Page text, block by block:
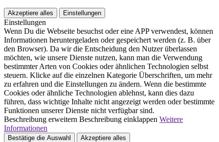
Akzeptiere alles Einstellungen
Einstellungen
Wenn Du die Webseite besuchst oder eine APP verwendest, können
Informationen heruntergeladen oder gespeichert werden (z. B. über
den Browser). Da wir die Entscheidung den Nutzer überlassen
möchten, wie unsere Dienste nutzen, kann man die Verwendung
bestimmter Arten von Cookies oder ähnlichen Technologien selbst
steuern. Klicke auf die einzelnen Kategorie Überschriften, um mehr
zu erfahren und die Einstellungen zu ändern. Wenn die bestimmte
Cookies oder ähnliche Technologien ablehnst, kann dies dazu
führen, dass wichtige Inhalte nicht angezeigt werden oder bestimmte
Funktionen unserer Dienste nicht verfügbar sind.
Beschreibung erweitern Beschreibung einklappen Weitere
Informationen
Bestätige die Auswahl
Akzeptiere alles